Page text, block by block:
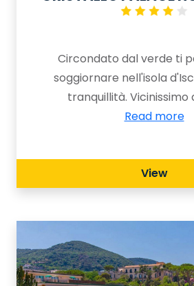
Circondato dal verde ti
soggiornare nell'isola
tranquillità.
storico, al porto e alla
un’atmosfera tranquilla
Read more
View